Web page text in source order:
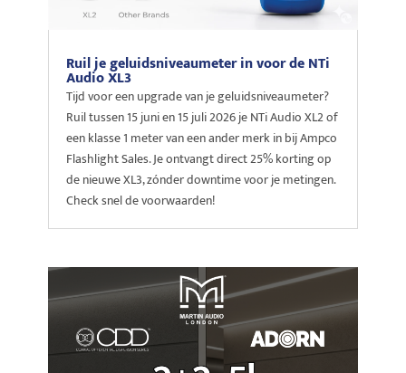
Ruil je geluidsniveaumeter in voor de NTi
Audio XL3
Tijd voor een upgrade van je geluidsniveaumeter?
Ruil tussen 15 juni en 15 juli 2026 je NTi Audio XL2 of
een klasse 1 meter van een ander merk in bij Ampco
Flashlight Sales. Je ontvangt direct 25% korting op
de nieuwe XL3, zónder downtime voor je metingen.
Check snel de voorwaarden!